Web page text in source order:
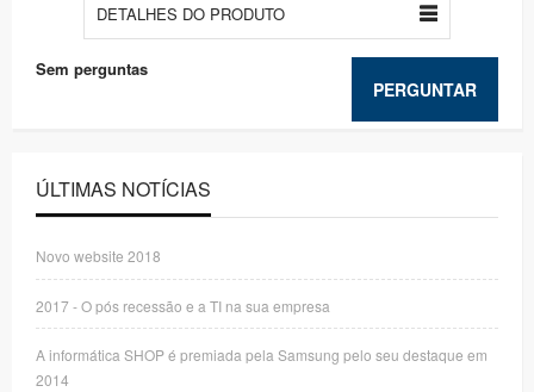
DETALHES DO PRODUTO
PERGUNTAR
Sem perguntas
ÚLTIMAS NOTÍCIAS
Novo website 2018
2017 - O pós recessão e a TI na sua empresa
A informática SHOP é premiada pela Samsung pelo seu destaque em
2014